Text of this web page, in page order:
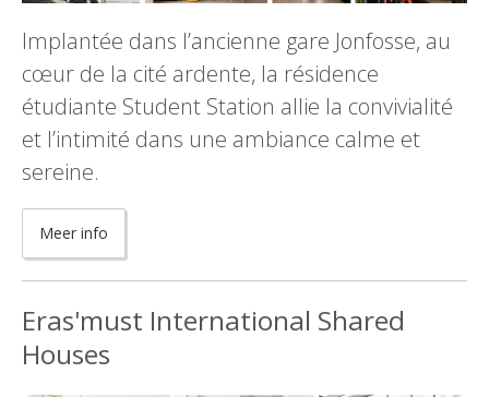
Implantée dans l’ancienne gare Jonfosse, au
cœur de la cité ardente, la résidence
étudiante Student Station allie la convivialité
et l’intimité dans une ambiance calme et
sereine.
Meer info
Eras'must International Shared
Houses